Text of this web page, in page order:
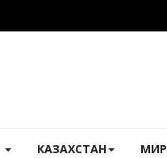
КАЗАХСТАН МИР